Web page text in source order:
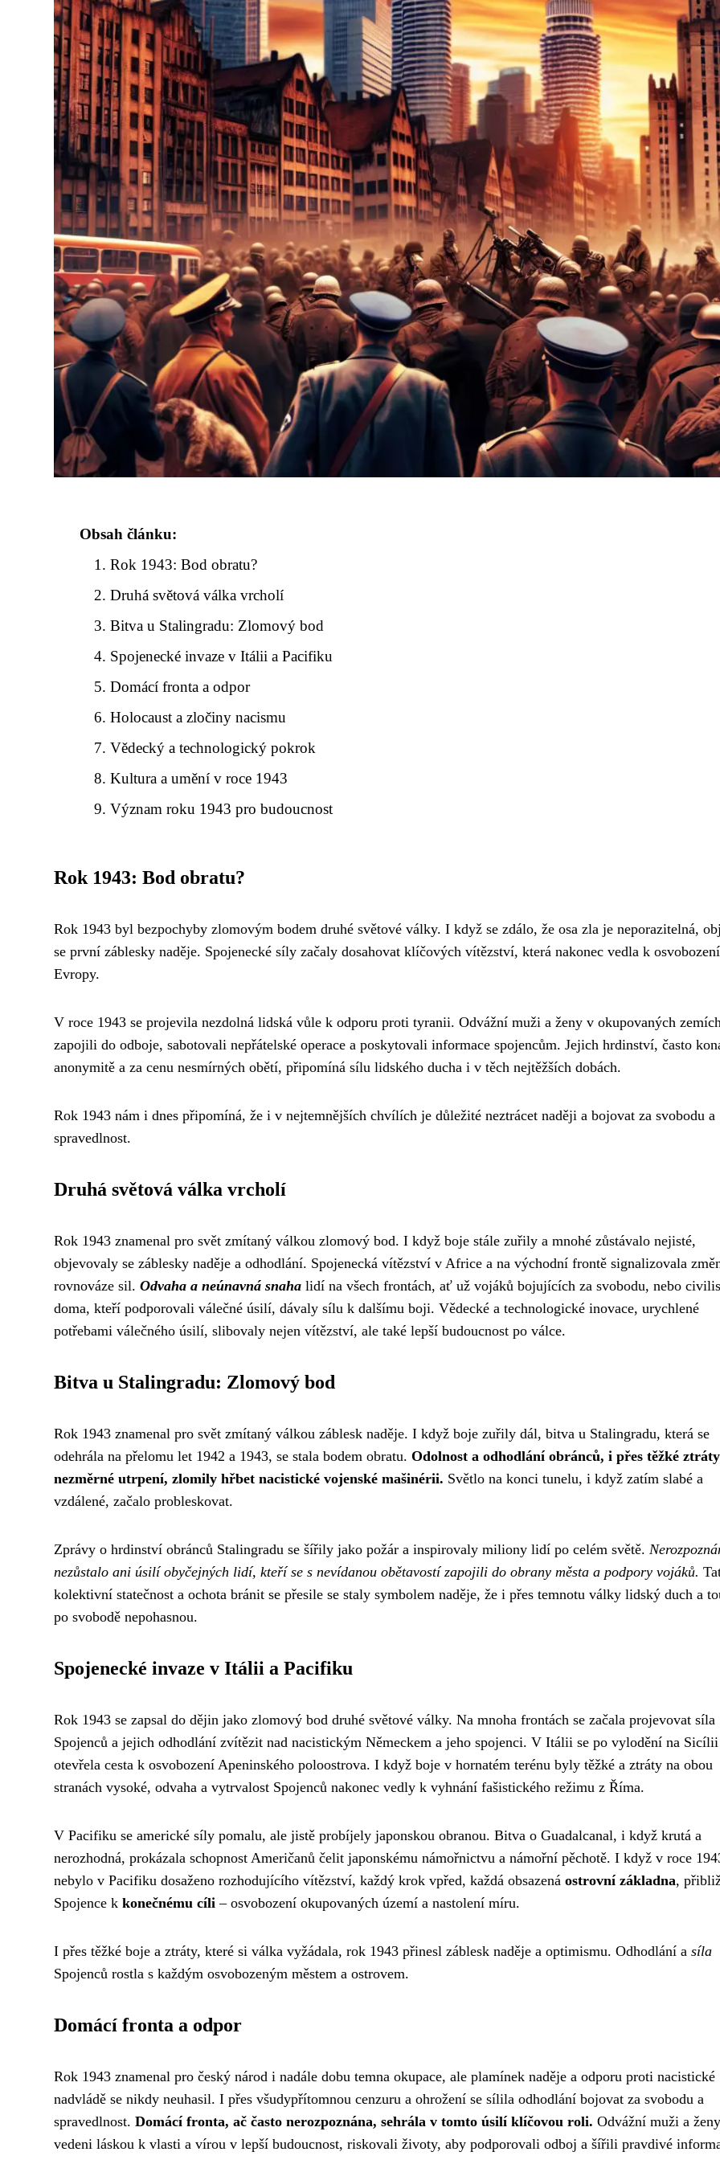
Obsah článku:
Rok 1943: Bod obratu?
Druhá světová válka vrcholí
Bitva u Stalingradu: Zlomový bod
Spojenecké invaze v Itálii a Pacifiku
Domácí fronta a odpor
Holocaust a zločiny nacismu
Vědecký a technologický pokrok
Kultura a umění v roce 1943
Význam roku 1943 pro budoucnost
Rok 1943: Bod obratu?
Rok 1943 byl bezpochyby zlomovým bodem druhé světové války. I když se zdálo, že osa zla je neporazitelná,
se první záblesky naděje. Spojenecké síly začaly dosahovat klíčových vítězství, která nakonec vedla k osvobození
Evropy.
V roce 1943 se projevila nezdolná lidská vůle k odporu proti tyranii. Odvážní muži a ženy v okupovaných
zapojili do odboje, sabotovali nepřátelské operace a poskytovali informace spojencům. Jejich hrdinství, často
anonymitě a za cenu nesmírných obětí, připomíná sílu lidského ducha i v těch nejtěžších dobách.
Rok 1943 nám i dnes připomíná, že i v nejtemnějších chvílích je důležité neztrácet naději a bojovat za svobodu a
spravedlnost.
Druhá světová válka vrcholí
Rok 1943 znamenal pro svět zmítaný válkou zlomový bod. I když boje stále zuřily a mnohé zůstávalo nejisté,
objevovaly se záblesky naděje a odhodlání. Spojenecká vítězství v Africe a na východní frontě signalizovala
rovnováze sil. Odvaha a neúnavná snaha lidí na všech frontách, ať už vojáků bojujících za svobodu, nebo
doma, kteří podporovali válečné úsilí, dávaly sílu k dalšímu boji. Vědecké a technologické inovace, urychlené
potřebami válečného úsilí, slibovaly nejen vítězství, ale také lepší budoucnost po válce.
Bitva u Stalingradu: Zlomový bod
Rok 1943 znamenal pro svět zmítaný válkou záblesk naděje. I když boje zuřily dál, bitva u Stalingradu, která se
odehrála na přelomu let 1942 a 1943, se stala bodem obratu. Odolnost a odhodlání obránců, i přes těžké
nezměrné utrpení, zlomily hřbet nacistické vojenské mašinérii. Světlo na konci tunelu, i když zatím slabé a
vzdálené, začalo probleskovat.
Zprávy o hrdinství obránců Stalingradu se šířily jako požár a inspirovaly miliony lidí po celém světě.
nezůstalo ani úsilí obyčejných lidí, kteří se s nevídanou obětavostí zapojili do obrany města a podpory vojáků.
kolektivní statečnost a ochota bránit se přesile se staly symbolem naděje, že i přes temnotu války lidský duch a
po svobodě nepohasnou.
Spojenecké invaze v Itálii a Pacifiku
Rok 1943 se zapsal do dějin jako zlomový bod druhé světové války. Na mnoha frontách se začala projevovat síla
Spojenců a jejich odhodlání zvítězit nad nacistickým Německem a jeho spojenci. V Itálii se po vylodění na Sicílii
otevřela cesta k osvobození Apeninského poloostrova. I když boje v hornatém terénu byly těžké a ztráty na obou
stranách vysoké, odvaha a vytrvalost Spojenců nakonec vedly k vyhnání fašistického režimu z Říma.
V Pacifiku se americké síly pomalu, ale jistě probíjely japonskou obranou. Bitva o Guadalcanal, i když krutá a
nerozhodná, prokázala schopnost Američanů čelit japonskému námořnictvu a námořní pěchotě. I když v roce
nebylo v Pacifiku dosaženo rozhodujícího vítězství, každý krok vpřed, každá obsazená ostrovní základna,
Spojence k konečnému cíli – osvobození okupovaných území a nastolení míru.
I přes těžké boje a ztráty, které si válka vyžádala, rok 1943 přinesl záblesk naděje a optimismu. Odhodlání a síla
Spojenců rostla s každým osvobozeným městem a ostrovem.
Domácí fronta a odpor
Rok 1943 znamenal pro český národ i nadále dobu temna okupace, ale plamínek naděje a odporu proti nacistické
nadvládě se nikdy neuhasil. I přes všudypřítomnou cenzuru a ohrožení se sílila odhodlání bojovat za svobodu a
spravedlnost. Domácí fronta, ač často nerozpoznána, sehrála v tomto úsilí klíčovou roli. Odvážní muži a
vedeni láskou k vlasti a vírou v lepší budoucnost, riskovali životy, aby podporovali odboj a šířili pravdivé